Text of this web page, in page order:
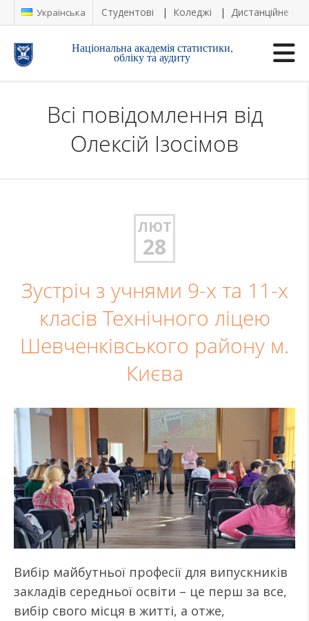
Українська Студентові Коледжі Дистанційне
Національна академія статистики,
обліку та аудиту
Всі повідомлення від
Олексій Ізосімов
ЛЮТ
28
Зустріч з учнями 9-х та 11-х
класів Технічного ліцею
Шевченківського району м.
Києва
Вибір майбутньої професії для випускників
закладів середньої освіти – це перш за все,
вибір свого місця в житті, а отже,